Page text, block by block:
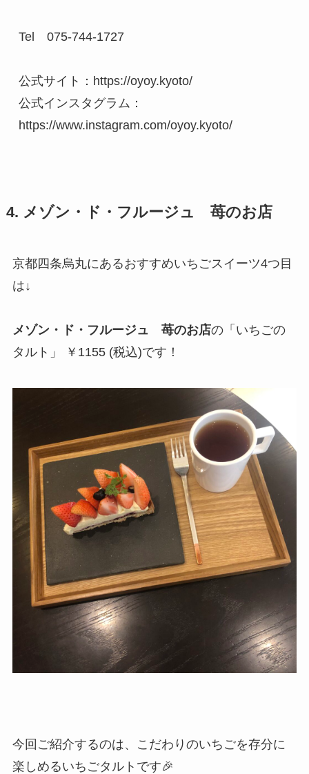
Tel　075-744-1727
公式サイト：https://oyoy.kyoto/
公式インスタグラム：
https://www.instagram.com/oyoy.kyoto/
4. メゾン・ド・フルージュ 苺のお店
京都四条烏丸にあるおすすめいちごスイーツ4つ目
は↓
メゾン・ド・フルージュ 苺のお店の「いちごの
タルト」 ￥1155 (税込)です！
今回ご紹介するのは、こだわりのいちごを存分に
楽しめるいちごタルトです🎉